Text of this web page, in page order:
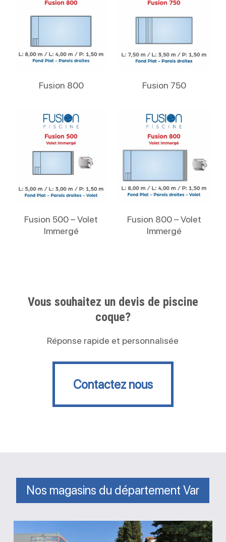
Fusion 800 Fusion 750
Fusion 500 – Volet
Immergé
Fusion 800 – Volet
Immergé
Vous souhaitez un devis de piscine
coque?
Réponse rapide et personnalisée
Contactez nous
Contactez nous
Nos magasins du département Var
Magasin